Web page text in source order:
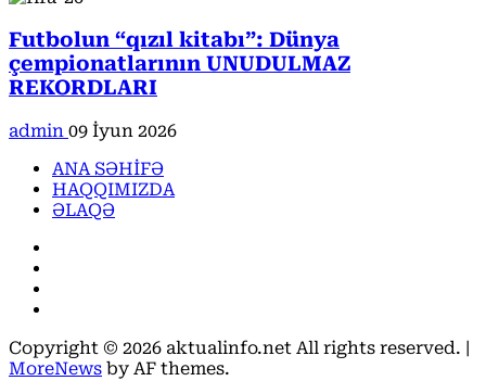
Futbolun “qızıl kitabı”: Dünya
çempionatlarının UNUDULMAZ
REKORDLARI
admin 09 İyun 2026
ANA SƏHİFƏ
HAQQIMIZDA
ƏLAQƏ
Copyright © 2026 aktualinfo.net All rights reserved. |
MoreNews by AF themes.